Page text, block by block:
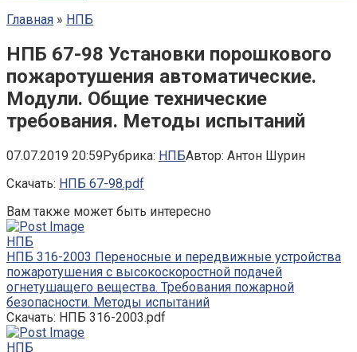
Главная » НПБ
НПБ 67-98 Установки порошкового
пожаротушения автоматические.
Модули. Общие технические
требования. Методы испытаний
07.07.2019 20:59Рубрика: НПБАвтор: Антон Шурин
Скачать: НПБ 67-98.pdf
Вам также может быть интересно
НПБ
НПБ 316-2003 Переносные и передвижные устройства
пожаротушения с высокоскоростной подачей
огнетушащего вещества. Требования пожарной
безопасности. Методы испытаний
Скачать: НПБ 316-2003.pdf
НПБ